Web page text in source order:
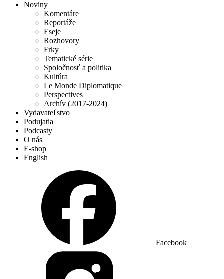
Noviny
Komentáre
Reportáže
Eseje
Rozhovory
Frky
Tematické série
Spoločnosť a politika
Kultúra
Le Monde Diplomatique
Perspectives
Archív (2017-2024)
Vydavateľstvo
Podujatia
Podcasty
O nás
E-shop
English
Facebook